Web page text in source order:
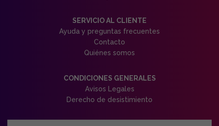
SERVICIO AL CLIENTE
Ayuda y preguntas frecuentes
Contacto
Quiénes somos
CONDICIONES GENERALES
Avisos Legales
Derecho de desistimiento